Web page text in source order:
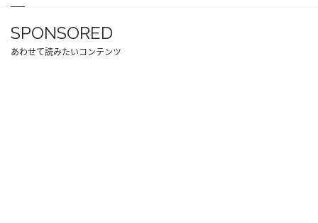
SPONSORED
あわせて読みたいコンテンツ